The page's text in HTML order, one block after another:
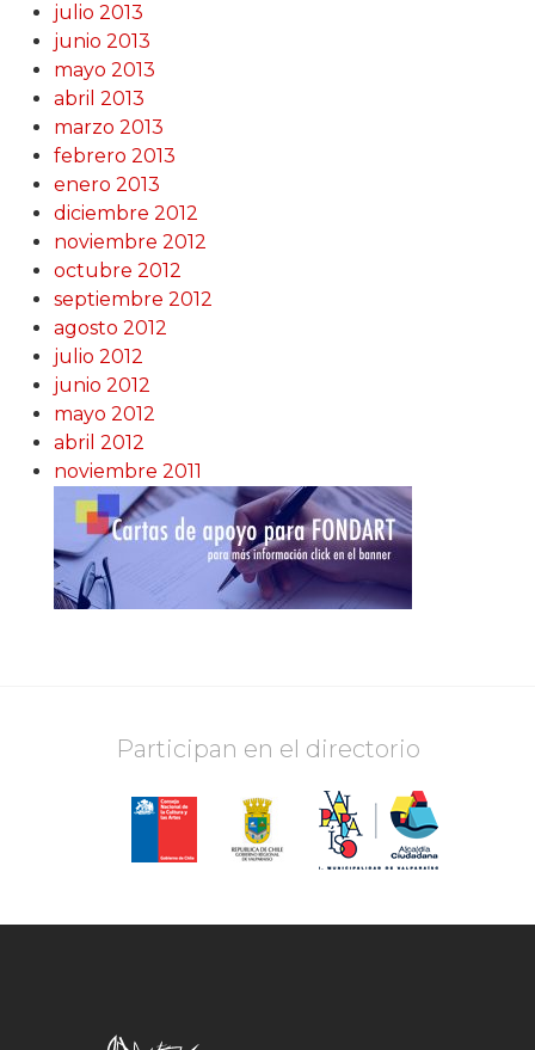
julio 2013
junio 2013
mayo 2013
abril 2013
marzo 2013
febrero 2013
enero 2013
diciembre 2012
noviembre 2012
octubre 2012
septiembre 2012
agosto 2012
julio 2012
junio 2012
mayo 2012
abril 2012
noviembre 2011
Participan en el directorio